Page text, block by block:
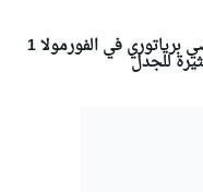
ألبين "لا تكترث" لماضي برياتوري في الفورمولا 1
للجدل